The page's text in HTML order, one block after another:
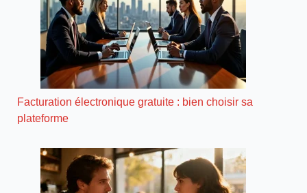
Facturation électronique gratuite : bien choisir sa
plateforme